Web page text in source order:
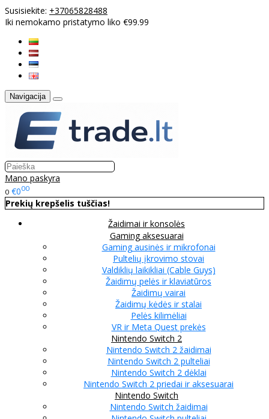
Susisiekite: +37065828488
Iki nemokamo pristatymo liko €99.99
Navigacija
Mano paskyra
0 €000
Prekių krepšelis tuščias!
Žaidimai ir konsolės
Gaming aksesuarai
Gaming ausinės ir mikrofonai
Pultelių įkrovimo stovai
Valdiklių laikikliai (Cable Guys)
Žaidimų pelės ir klaviatūros
Žaidimų vairai
Žaidimų kėdės ir stalai
Pelės kilimėliai
VR ir Meta Quest prekės
Nintendo Switch 2
Nintendo Switch 2 žaidimai
Nintendo Switch 2 pulteliai
Nintendo Switch 2 dėklai
Nintendo Switch 2 priedai ir aksesuarai
Nintendo Switch
Nintendo Switch žaidimai